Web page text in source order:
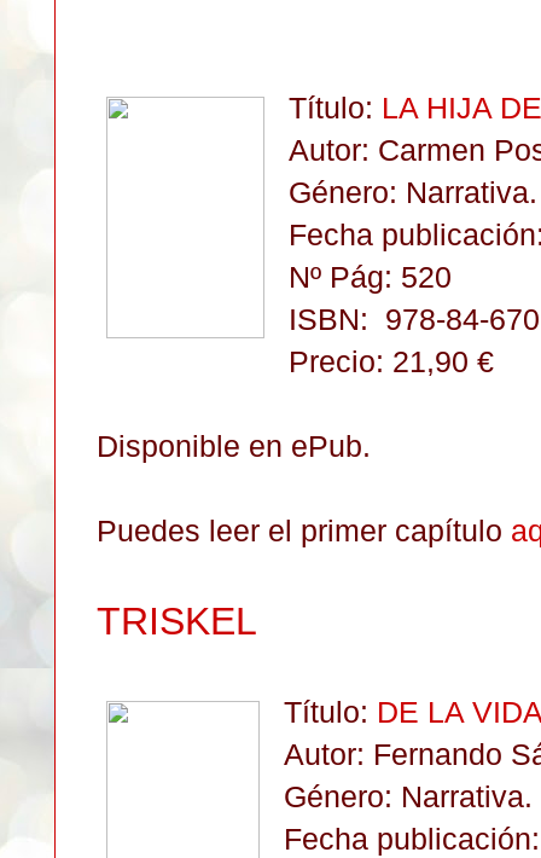
Título: LA HIJA
Autor: Carmen
Género: Narrativa.
Fecha
Nº Pág: 520
ISBN: 978-84-
Precio: 21,90 €
Disponible en ePub.
Puedes leer el primer capítulo
TRISKEL
Título: DE LA
Autor: Fernando
Género: Narrativa.
Fecha